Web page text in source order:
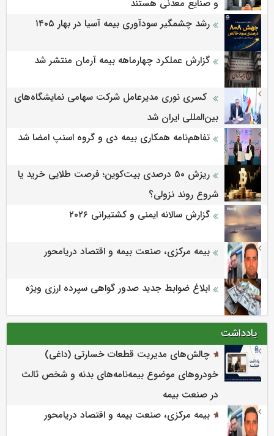
و صنایع معدنی هستند
رشد چشمگیر سودآوری بیمه آسیا در بهار ۱۴۰۵
گزارش عملکرد چهارماهه بیمه آرمان منتشر شد
کسری نوری مدیرعامل شرکت سهامی نمایشگاه‌های
بین‌المللی ایران شد
تفاهم‌نامه همکاری بیمه دی و گروه اسنپ امضا شد
ریزش ۵۰ درصدی بیت‌کوین؛ فرصت طلایی خرید یا
شروع روند نزولی؟
گزارش سالانه ایمنی و كشتیرانی ۲۰۲۶
بیمه مرکزی، صنعت بیمه و اقتصاد دریامحور
ابلاغ ضوابط جدید صدور گواهی سپرده ارزی ویژه
یادداشت
چالش‌های مدیریت قطعات خسارتی (داغی)
خودروهای موضوع بیمه‌نامه‌های بدنه و شخص ثالث
در صنعت بیمه
بیمه مرکزی، صنعت بیمه و اقتصاد دریامحور